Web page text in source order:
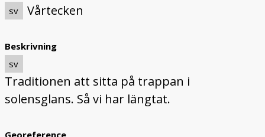
sv
Vårtecken
Beskrivning
sv
Traditionen att sitta på trappan i
solensglans. Så vi har längtat.